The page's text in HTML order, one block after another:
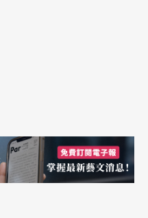
強，盛鑑拚了命練
由學長姊為他傍戲。
列五等，開始長達十